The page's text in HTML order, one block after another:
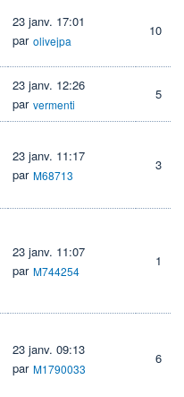
23 janv. 17:01
par olivejpa
10
23 janv. 12:26
par vermenti
5
23 janv. 11:17
par M68713
3
23 janv. 11:07
par M744254
1
23 janv. 09:13
par M1790033
6